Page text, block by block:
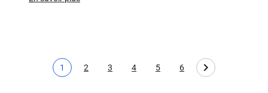
Page actuelle
1
Page
2
Page
3
Page
4
Page
5
Page
6